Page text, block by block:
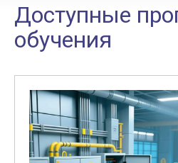
Доступные
обучения